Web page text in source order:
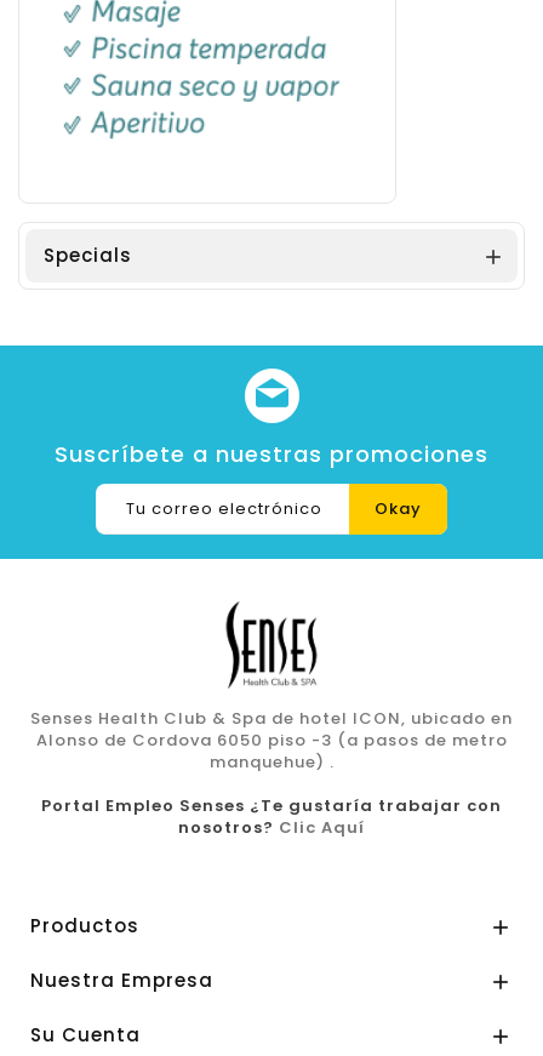
Specials 
Suscríbete a nuestras promociones
Senses Health Club & Spa de hotel ICON, ubicado en
Alonso de Cordova 6050 piso -3 (a pasos de metro
manquehue) .
Portal Empleo Senses ¿Te gustaría trabajar con
nosotros? Clic Aquí
Productos 
Nuestra Empresa 
Su Cuenta 